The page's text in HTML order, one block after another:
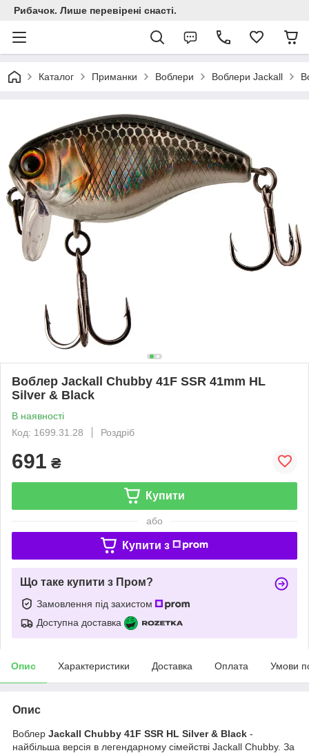
Рибачок. Лише перевірені снасті.
Каталог Приманки Воблери Воблери Jackall
Воблер Jackall Chubby 41F SSR 41mm HL
Silver & Black
В наявності
Код: 1699.31.28
Роздріб
691 ₴
Купити
або
Купити з
Що таке купити з Пром?
Замовлення під захистом
Доступна доставка
Опис Характеристики Доставка Оплата Умови
Опис
Воблер Jackall Chubby 41F SSR HL Silver & Black -
найбільша версія в легендарному сімействі Jackall Chubby. За